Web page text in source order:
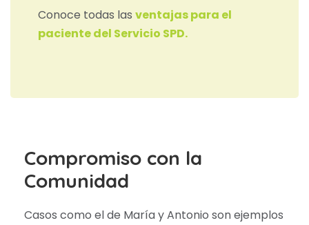
Conoce todas las ventajas para el
paciente del Servicio SPD.
Compromiso con la
Comunidad
Casos como el de María y Antonio son ejemplos